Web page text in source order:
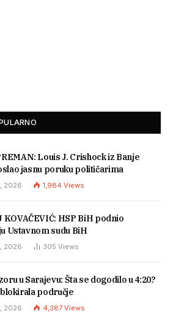
Louis J. Crishock iz Banje
jasnu poruku političarima
2026 1,984 Views
KOVAČEVIĆ: HSP BiH podnio
Ustavnom sudu BiH
2026 305 Views
u Sarajevu: Šta se dogodilo u 4:20?
područje
2026 4,387 Views